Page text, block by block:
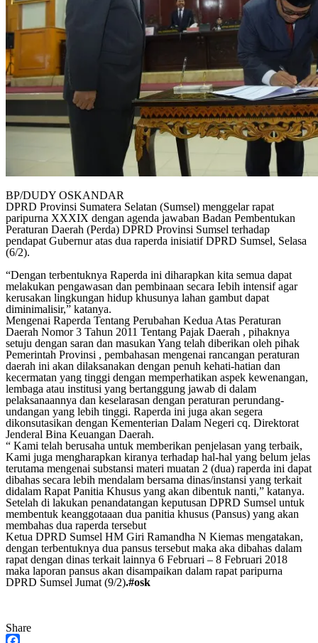
BP/DUDY OSKANDAR
DPRD Provinsi Sumatera Selatan (Sumsel) menggelar rapat
paripurna XXXIX dengan agenda jawaban Badan Pembentukan
Peraturan Daerah (Perda) DPRD Provinsi Sumsel terhadap
pendapat Gubernur atas dua raperda inisiatif DPRD Sumsel, Selasa
(6/2).
“Dengan terbentuknya Raperda ini diharapkan kita semua dapat
melakukan pengawasan dan pembinaan secara Iebih intensif agar
kerusakan lingkungan hidup khusunya lahan gambut dapat
diminimalisir,” katanya.
Mengenai Raperda Tentang Perubahan Kedua Atas Peraturan
Daerah Nomor 3 Tahun 2011 Tentang Pajak Daerah , pihaknya
setuju dengan saran dan masukan Yang telah diberikan oleh pihak
Pemerintah Provinsi , pembahasan mengenai rancangan peraturan
daerah ini akan dilaksanakan dengan penuh kehati-hatian dan
kecermatan yang tinggi dengan memperhatikan aspek kewenangan,
lembaga atau institusi yang bertanggung jawab di dalam
pelaksanaannya dan keselarasan dengan peraturan perundang-
undangan yang lebih tinggi. Raperda ini juga akan segera
dikonsutasikan dengan Kementerian Dalam Negeri cq. Direktorat
Jenderal Bina Keuangan Daerah.
“ Kami telah berusaha untuk memberikan penjelasan yang terbaik,
Kami juga mengharapkan kiranya terhadap hal-hal yang belum jelas
terutama mengenai substansi materi muatan 2 (dua) raperda ini dapat
dibahas secara lebih mendalam bersama dinas/instansi yang terkait
didalam Rapat Panitia Khusus yang akan dibentuk nanti,” katanya.
Setelah di lakukan penandatangan keputusan DPRD Sumsel untuk
membentuk keanggotaaan dua panitia khusus (Pansus) yang akan
membahas dua raperda tersebut
Ketua DPRD Sumsel HM Giri Ramandha N Kiemas mengatakan,
dengan terbentuknya dua pansus tersebut maka aka dibahas dalam
rapat dengan dinas terkait lainnya 6 Februari – 8 Februari 2018
maka laporan pansus akan disampaikan dalam rapat paripurna
DPRD Sumsel Jumat (9/2).#osk
Share